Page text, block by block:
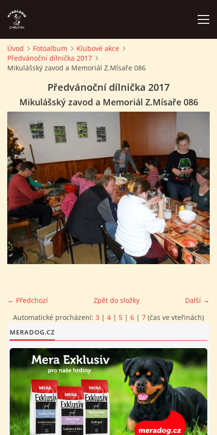
ÚVOD
PSÍ AKADEMIE
PŘÍSPĚVKY A POPLATKY
KONTAKTY KK
FOTOALBUM
PROVOZNÍ ŘÁD
O NÁS - HISTORIE A SOUČASNOST
AVZO TSČ ČR CHRUDIM P.S.
VÝBOR KK
Úvod Fotoalbum
Klubové akce
Předvánoční dílnička 2017
Mikulášský zavod a Memoriál Z.Mísaře 086
Předvánoční dílnička 2017
Mikulášský zavod a Memoriál Z.Mísaře 086
← Předchozí Další →
Zpět do složky
Automatické procházení: 3 | 4 | 5 | 6 | 7 (čas ve vteřinách)
MERADOG.CZ